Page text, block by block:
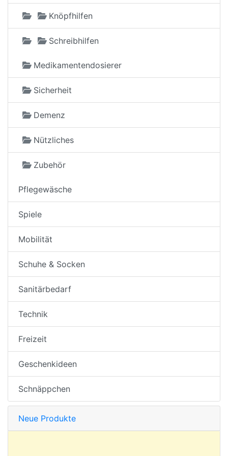
Knöpfhilfen
Schreibhilfen
Medikamentendosierer
Sicherheit
Demenz
Nützliches
Zubehör
Pflegewäsche
Spiele
Mobilität
Schuhe & Socken
Sanitärbedarf
Technik
Freizeit
Geschenkideen
Schnäppchen
Neue Produkte